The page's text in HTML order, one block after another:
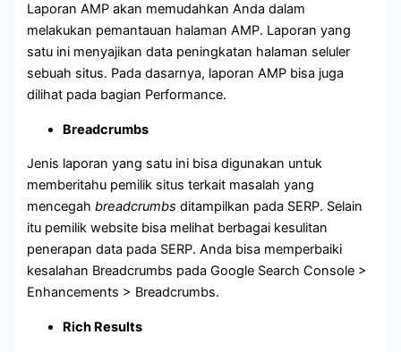
Laporan AMP akan memudahkan Anda dalam
melakukan pemantauan halaman AMP. Laporan yang
satu ini menyajikan data peningkatan halaman seluler
sebuah situs. Pada dasarnya, laporan AMP bisa juga
dilihat pada bagian Performance.
Breadcrumbs
Jenis laporan yang satu ini bisa digunakan untuk
memberitahu pemilik situs terkait masalah yang
mencegahbreadcrumbsditampilkan pada SERP. Selain
itu pemilik website bisa melihat berbagai kesulitan
penerapan data pada SERP. Anda bisa memperbaiki
kesalahan Breadcrumbs pada Google Search Console >
Enhancements > Breadcrumbs.
Rich Results